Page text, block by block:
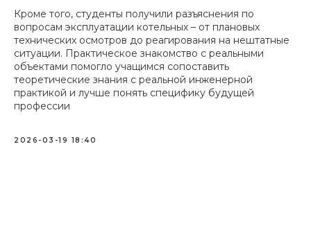
Кроме того, студенты получили разъяснения по
вопросам эксплуатации котельных – от плановых
технических осмотров до реагирования на нештатные
ситуации. Практическое знакомство с реальными
объектами помогло учащимся сопоставить
теоретические знания с реальной инженерной
практикой и лучше понять специфику будущей
профессии
2026-03-19 18:40